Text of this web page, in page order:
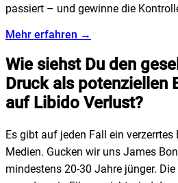
passiert – und gewinne die
Mehr erfahren →
Wie siehst Du den
Druck als potenziellen
auf Libido Verlust?
Es gibt auf jeden Fall ein verzerrtes
Medien. Gucken wir uns James
mindestens 20-30 Jahre jünger.